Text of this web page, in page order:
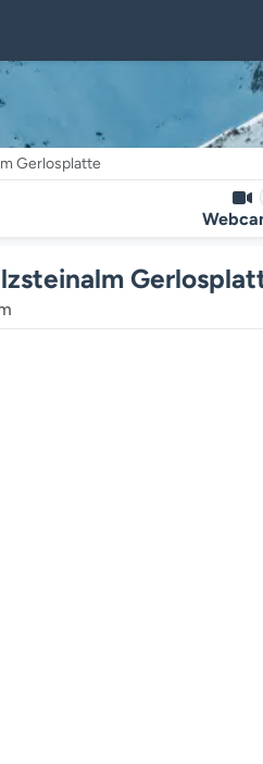
Gerlosplatte